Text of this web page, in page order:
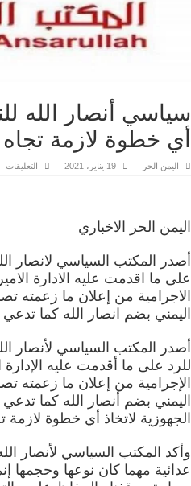
سياسي أنصار الله
أي خطوة لازمة
اليمن الحر 19 يناير، 2021 التعليقات
اليمن الحر الاخباري
أصدر المكتب السياسي لانصار الله
على ما اقدمت عليه الادارة
الاجرامية من إعلان ما زعمته
اليمني بضم انصار الله كما
أصدر المكتب السياسي لأنصار الله
للرد على ما أقدمت عليه الإدارة
الإجرامية من إعلان ما زعمته
اليمني بضم أنصار الله كما
الجهوزية لاتخاذ أي خطوة
وأكد المكتب السياسي لأنصار
عدائية مهما كان نوعها وحجمها